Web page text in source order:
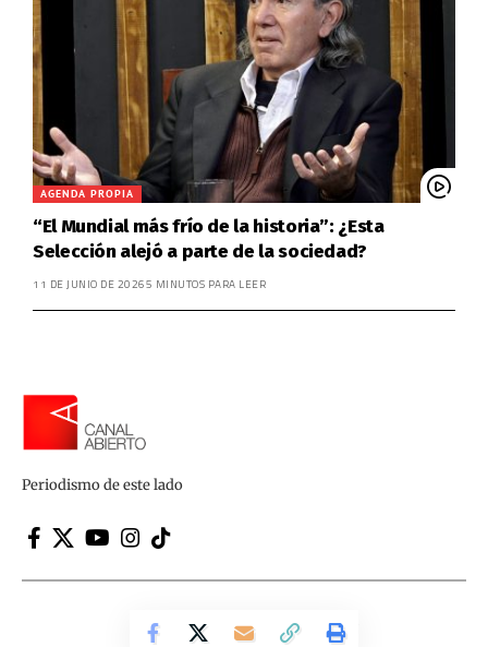
AGENDA PROPIA
“El Mundial más frío de la historia”: ¿Esta
Selección alejó a parte de la sociedad?
11 DE JUNIO DE 20265 MINUTOS PARA LEER
Periodismo de este lado
Canal Abierto | Periodismo de este lado